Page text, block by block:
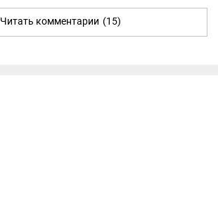
Читать комментарии (15)